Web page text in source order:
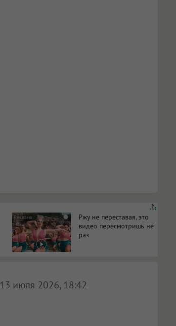
i
Ржу не переставая, это
видео пересмотришь не
раз
13 июля 2026, 18:42